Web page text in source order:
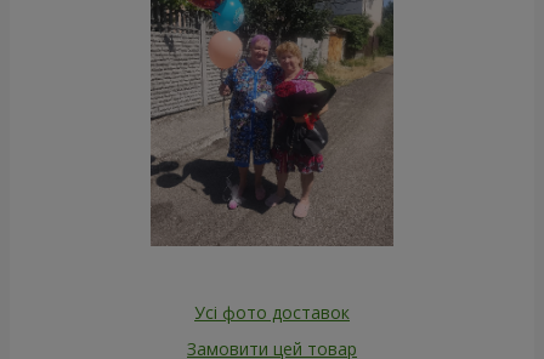
Усі фото доставок
Замовити цей товар